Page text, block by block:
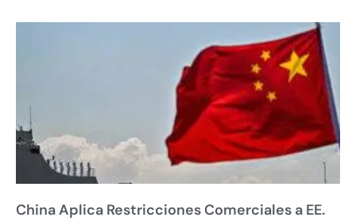
China Aplica Restricciones Comerciales a EE.